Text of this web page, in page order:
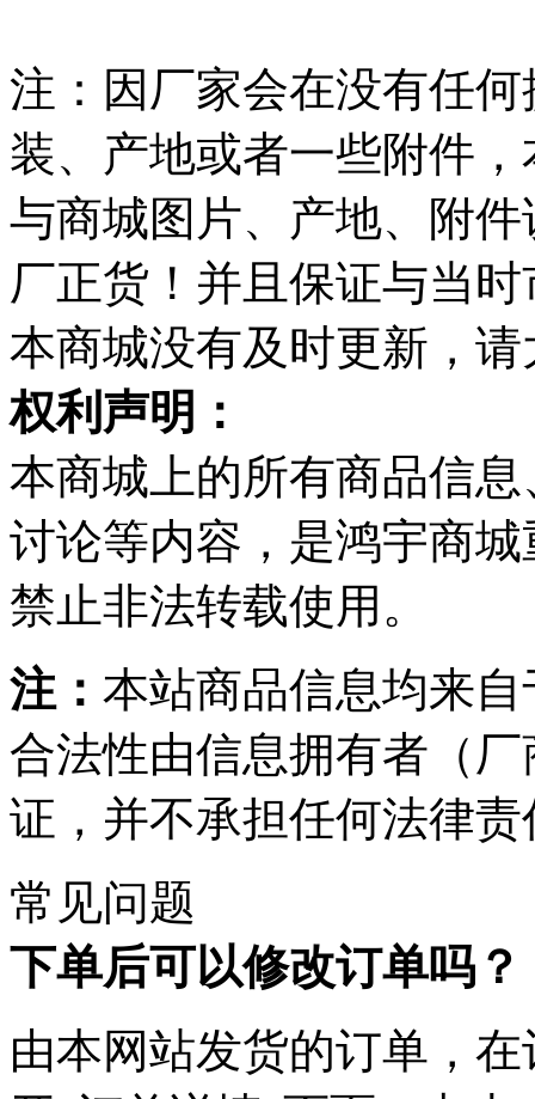
注：因厂家会在没有任
装、产地或者一些附件
与商城图片、产地、附
厂正货！并且保证与当
本商城没有及时更新，
权利声明：
本商城上的所有商品信
讨论等内容，是鸿宇商
禁止非法转载使用。
注： 本站商品信息均来
合法性由信息拥有者（
证，并不承担任何法律责
常见问题
下单后可以修改订单吗？
由本网站发货的订单，